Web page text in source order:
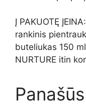
Į PAKUOTĘ
rankinis
buteliukas 150
NURTURE itin